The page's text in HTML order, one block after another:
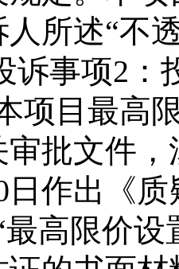
所述“不
诉事项2：
项目最高
审批文件
日作出《
最高限价